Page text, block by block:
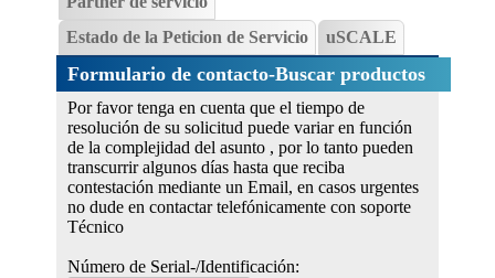
Estado de la Peticion de Servicio
uSCALE
Formulario de contacto-Buscar productos
Por favor tenga en cuenta que el tiempo de
resolución de su solicitud puede variar en función
de la complejidad del asunto , por lo tanto pueden
transcurrir algunos días hasta que reciba
contestación mediante un Email, en casos urgentes
no dude en contactar telefónicamente con soporte
Técnico
Número de Serial-/Identificación: